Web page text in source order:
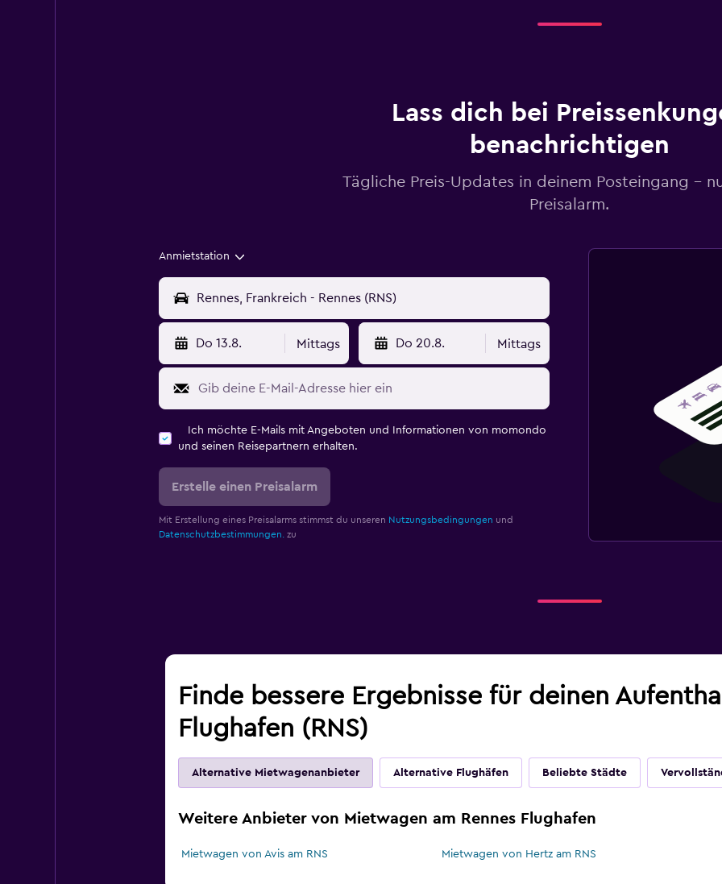
Lass dich bei
benachrichtigen
Tägliche Preis-Updates in deinem Posteingang –
Preisalarm.
Anmietstation
Do 13.8. Mittags Do 20.8. Mittags
Ich möchte E-Mails mit Angeboten und Informationen von momondo
und seinen Reisepartnern erhalten.
Erstelle einen Preisalarm
Mit Erstellung eines Preisalarms stimmst du unseren Nutzungsbedingungen und
Datenschutzbestimmungen.zu
Finde bessere Ergebnisse für deinen
Flughafen (RNS)
Alternative Mietwagenanbieter Alternative Flughäfen Beliebte Städte
Weitere Anbieter von Mietwagen am Rennes Flughafen
Mietwagen von Avis am RNS Mietwagen von Hertz am RNS